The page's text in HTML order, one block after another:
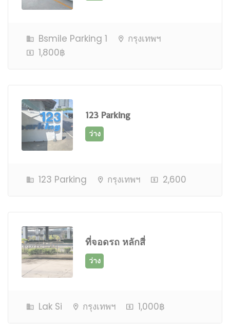
Bsmile Parking 1
กรุงเทพฯ
1,800฿
123 Parking
123 Parking กรุงเทพฯ 2,600
ที่จอดรถ หลักสี่
Lak Si กรุงเทพฯ 1,000฿
ว่าง
ใกล้เต็ม